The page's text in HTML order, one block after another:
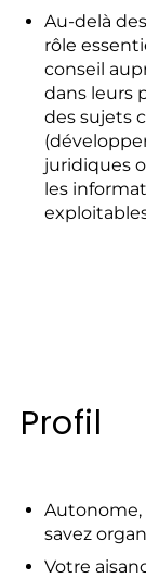
Au-delà
rôle
conseil
dans leurs
des sujets
juridiques
les
Profil
Autonome,
savez
Votre